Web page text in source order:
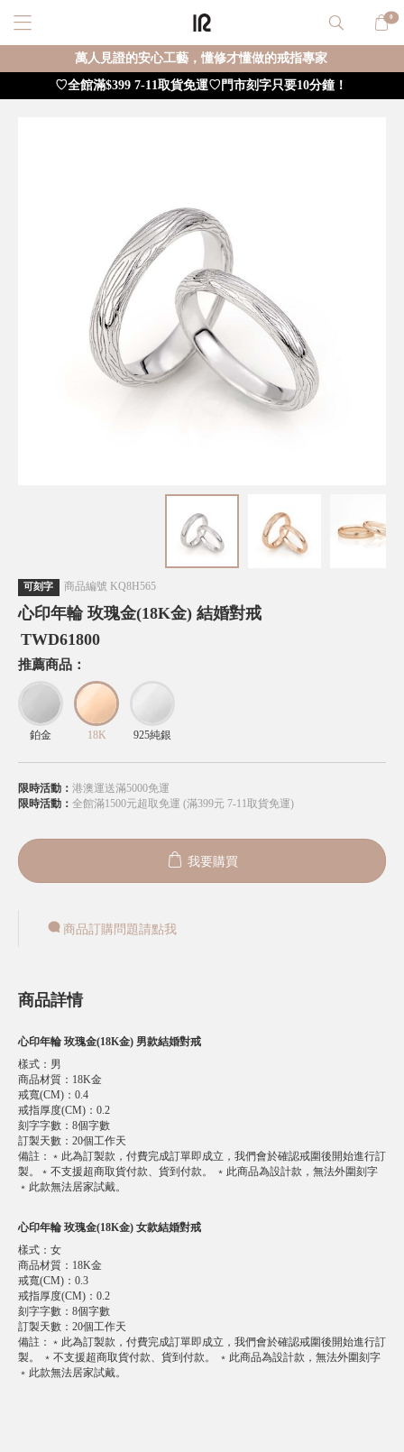
0
萬人見證的安心工藝，懂修才懂做的戒指專家
♡全館滿$399 7-11取貨免運♡門市刻字只要10分鐘！
可刻字 商品編號 KQ8H565
心印年輪 玫瑰金(18K金) 結婚對戒
TWD61800
推薦商品：
鉑金 18K 925純銀
限時活動： 港澳運送滿5000免運
限時活動： 全館滿1500元超取免運 (滿399元 7-11取貨免運)
我要購買
商品訂購問題請點我
商品詳情
心印年輪 玫瑰金(18K金) 男款結婚對戒
樣式 ： 男
商品材質 ： 18K金
戒寬(CM) ： 0.4
戒指厚度(CM) ： 0.2
刻字字數 ： 8個字數
訂製天數 ： 20個工作天
備註 ： ﹡此為訂製款，付費完成訂單即成立，我們會於確認戒圍後開始進行訂
製。﹡不支援超商取貨付款、貨到付款。 ﹡此商品為設計款，無法外圍刻字
﹡此款無法居家試戴。
心印年輪 玫瑰金(18K金) 女款結婚對戒
樣式 ： 女
商品材質 ： 18K金
戒寬(CM) ： 0.3
戒指厚度(CM) ： 0.2
刻字字數 ： 8個字數
訂製天數 ： 20個工作天
備註 ： ﹡此為訂製款，付費完成訂單即成立，我們會於確認戒圍後開始進行訂
製。 ﹡不支援超商取貨付款、貨到付款。 ﹡此商品為設計款，無法外圍刻字
﹡此款無法居家試戴。